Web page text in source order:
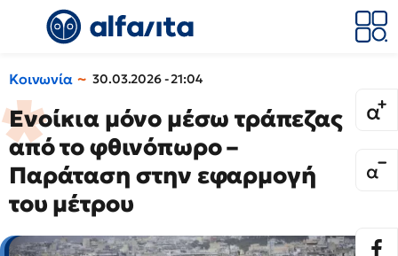
Κοινωνία 30.03.2026 - 21:04
Ενοίκια μόνο μέσω τράπεζας
από το φθινόπωρο –
Παράταση στην εφαρμογή
του μέτρου